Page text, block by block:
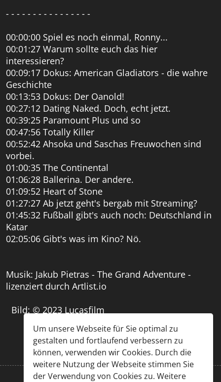
Um unsere Webseite für Sie optimal zu
gestalten und fortlaufend verbessern zu
können, verwenden wir Cookies. Durch die
weitere Nutzung der Webseite stimmen Sie
der Verwendung von Cookies zu. Weitere
- - - - - - - - - - - - - - - -
00:00:00 Spiel es noch einmal, Ronny...
00:01:27 Warum sollte euch das hier
interessieren?
00:09:17 Dokus: American Gladiators - die wahre
Geschichte
00:13:53 Dokus: Der Oanold!
00:27:12 Dating Naked. Doch, echt jetzt.
00:39:25 Paramount Plus und so
00:47:56 Totally Killer
00:52:42 Ahsoka und Saschas Freuwochen sind
vorbei.
01:00:35 The Continental
01:06:28 Ballerina. Der andere.
01:09:52 Heart of Stone
01:27:27 Ab jetzt geht's bergab mit Streaming?
01:45:32 Fußball gibt's auch noch: Deutschland in
Katar
02:05:06 Gibt's was im Kino? Nö.
Musik: Jakub Pietras - The Grand Adventure -
lizenziert durch Artlist.io
Bild: © 2023 Lucasfilm